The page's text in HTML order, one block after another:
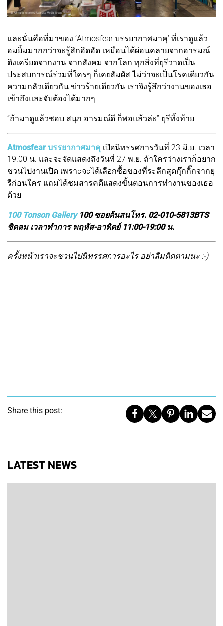
และนั่นคือที่มาของ ‘Atmosfear บรรยากาศมาคุ’ ที่เราดูแล้ว
อมยิ้มมากกว่าจะรู้สึกอึดอัด เหมือนได้ผ่อนคลายจากอารมณ์
ตึงเครียดจากงาน จากสังคม จากโลก ทุกสิ่งที่ยุรีวาดเป็น
ประสบการณ์ร่วมที่ใครๆ ก็เคยสัมผัส ไม่ว่าจะเป็นโรคเดียวกัน
ความกลัวเดียวกัน ข่าวร้ายเดียวกัน เราจึงรู้สึกว่างานของเธอ
เข้าถึงและจับต้องได้มากๆ
“ถ้ามาดูแล้วชอบ สนุก อารมณ์ดี ก็พอแล้วล่ะ” ยุรีทิ้งท้าย
Atmosfear บรรยากาศมาคุ เปิดนิทรรศการวันที่ 23 มิ.ย. เวลา
19.00 น. และจะจัดแสดงถึงวันที่ 27 พ.ย. ถ้าใครว่างเราก็อยาก
ชวนไปงานเปิด เพราะจะได้เลือกซื้อของที่ระลึกสุดกุ๊กกิ๊กจากยุ
รีก่อนใคร แถมได้ชมสารคดีแสดงขั้นตอนการทำงานของเธอ
ด้วย
100 Tonson Gallery 100 ซอยต้นสนโทร. 02-010-5813BTS
ชิดลม เวลาทำการ พฤหัส-อาทิตย์ 11:00-19:00 น.
ครั้งหน้าเราจะชวนไปนิทรรศการอะไร อย่าลืมติดตามนะ :-)
Share this post:
LATEST NEWS